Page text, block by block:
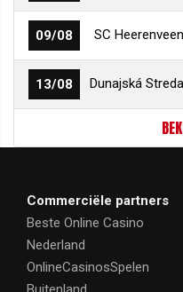
09/08 SC Heerenveen
13/08 Dunajská Streda
Commerciële partners
Beste Online Casino
Nederland
OnlineCasinosSpelen